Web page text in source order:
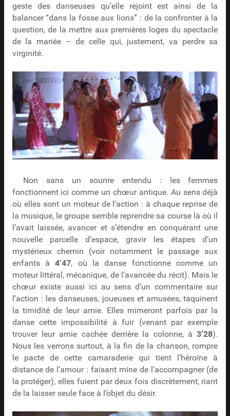
geste des danseuses qu’elle rejoint est ainsi de la
balancer “dans la fosse aux lions” : de la confronter à la
question, de la mettre aux premières loges du spectacle
de la mariée – de celle qui, justement, va perdre sa
virginité.
Non sans un sourire entendu : les femmes
fonctionnent ici comme un chœur antique. Au sens déjà
où elles sont un moteur de l’action : à chaque reprise de
la musique, le groupe semble reprendre sa course là où il
l’avait laissée, avancer et s’étendre en conquérant une
nouvelle parcelle d’espace, gravir les étapes d’un
mystérieux chemin (voir notamment le passage aux
enfants à4’47, où la danse fonctionne comme un
moteur littéral, mécanique, de l’avancée du récit). Mais le
chœur existe aussi ici au sens d’un commentaire sur
l’action : les danseuses, joueuses et amusées, taquinent
la timidité de leur amie. Elles mimeront parfois par la
danse cette impossibilité à fuir (venant par exemple
trouver leur amie cachée derrière la colonne, à3’28).
Nous les verrons surtout, à la fin de la chanson, rompre
le pacte de cette camaraderie qui tient l’héroïne à
distance de l’amour : faisant mine de l’accompagner (de
la protéger), elles fuient par deux fois discrètement, riant
de la laisser seule face à l’objet du désir.